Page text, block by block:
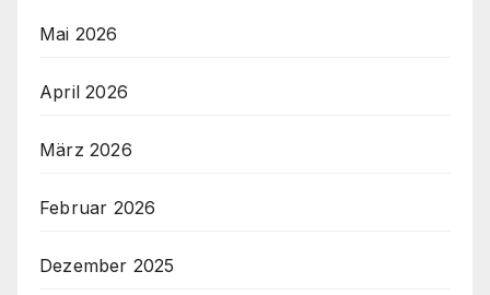
Mai 2026
April 2026
März 2026
Februar 2026
Dezember 2025